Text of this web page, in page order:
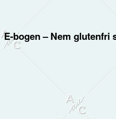
E-bogen – Nem glutenfri